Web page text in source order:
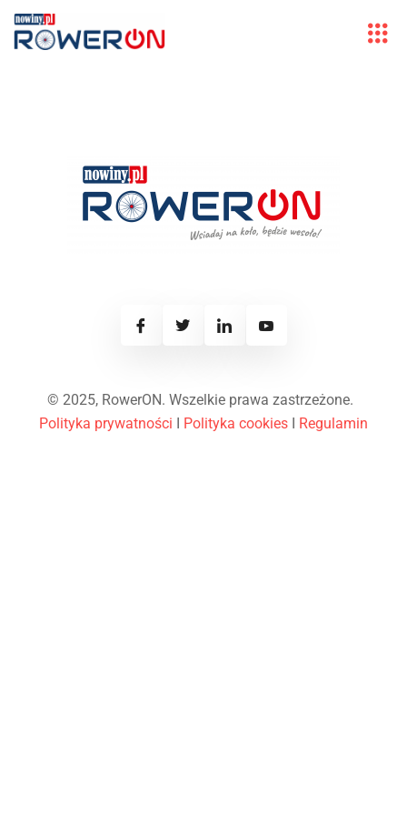
© 2025, RowerON. Wszelkie prawa zastrzeżone.
Polityka prywatności I Polityka cookies I Regulamin